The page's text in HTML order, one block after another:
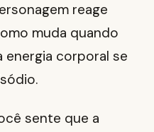
reage
muda quando
energia corporal se
sente que a